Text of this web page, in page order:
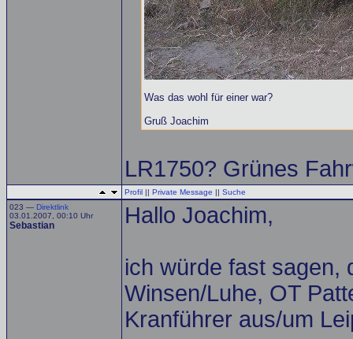
Was das wohl für einer war?
Gruß Joachim
LR1750? Grünes
Profil || Private Message || Suche
023 — Direktlink
03.01.2007, 00:10 Uhr
Sebastian Hallo Joachim,
ich würde fast sagen,
Winsen/Luhe, OT
Kranführer aus/um